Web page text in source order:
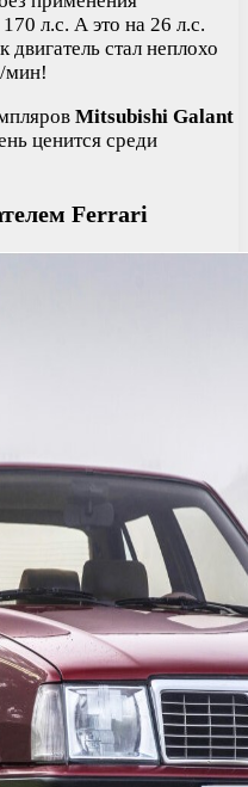
л.с. А это на 26 л.с.
стал неплохо
мин!
Mitsubishi Galant
ценится среди
Ferrari